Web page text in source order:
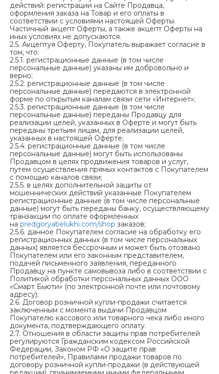
действий: регистрации на Сайте Продавца,
оформления заказа на Товар и его оплаты в
соответствии с условиями настоящей Оферты.
Частичный акцепт Оферты, а также акцепт Оферты на
иных условиях не допускаются.
2.5. Акцептуя Оферту, Покупатель выражает согласие в
том, что:
2.5.1. регистрационные данные (в том числе
персональные данные) указаны им добровольно и
верно;
2.5.2. регистрационные данные (в том числе
персональные данные) передаются в электронной
форме по открытым каналам связи сети «Интернет»;
2.5.3. регистрационные данные (в том числе
персональные данные) переданы Продавцу для
реализации целей, указанных в Оферте и могут быть
переданы третьим лицам, для реализации целей,
указанных в настоящей Оферте;
2.5.4. регистрационные данные (в том числе
персональные данные) могут быть использованы
Продавцом в целях продвижения товаров и услуг,
путем осуществления прямых контактов с Покупателем
с помощью каналов связи;
2.5.5. в целях дополнительной защиты от
мошеннических действий указанные Покупателем
регистрационные данные (в том числе персональные
данные) могут быть переданы банку, осуществляющему
транзакции по оплате оформленных
на predgoryabelukhi.com/shop заказов;
2.5.6. данное Покупателем согласие на обработку его
регистрационных данных (в том числе персональных
данных) является бессрочным и может быть отозвано
Покупателем или его законным представителем,
подачей письменного заявления, переданного
Продавцу на пункте самовывоза либо в соответствии с
Политикой обработки персональных данных ООО
«Смарт Бьюти» (по электронной почте или почтовому
адресу);
2.6. Договор розничной купли-продажи считается
заключенным с момента выдачи Продавцом
Покупателю кассового или товарного чека либо иного
документа, подтверждающего оплату.
2.7. Отношения в области защиты прав потребителей
регулируются Гражданским кодексом Российской
Федерации, Законом РФ «О защите прав
потребителей», Правилами продажи товаров по
договору розничной купли-продажи (в действующей